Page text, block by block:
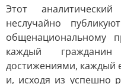
Этот
неслучайно
общенациональному
каждый
достижениями, каждый
и, исходя из успешно